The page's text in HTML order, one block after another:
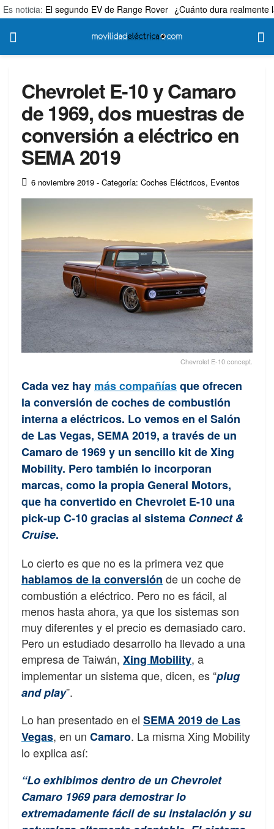
Es noticia: El segundo EV de Range Rover ¿Cuánto dura realmente
Chevrolet E-10 y Camaro
de 1969, dos muestras de
conversión a eléctrico en
SEMA 2019
6 noviembre 2019 - Categoría: Coches Eléctricos, Eventos
Chevrolet E-10 concept.
Cada vez hay más compañíasque ofrecen
la conversión de coches de combustión
interna a eléctricos. Lo vemos en el Salón
de Las Vegas, SEMA 2019, a través de un
Camaro de 1969 y un sencillo kit de Xing
Mobility. Pero también lo incorporan
marcas, como la propia General Motors,
que ha convertido en Chevrolet E-10 una
pick-up C-10 gracias al sistema Connect &
Cruise.
Lo cierto es que no es la primera vez que
hablamos de la conversión de un coche de
combustión a eléctrico. Pero no es fácil, al
menos hasta ahora, ya que los sistemas son
muy diferentes y el precio es demasiado caro.
Pero un estudiado desarrollo ha llevado a una
empresa de Taiwán, Xing Mobility, a
implementar un sistema que, dicen, es “plug
and play”.
Lo han presentado en el SEMA 2019 de Las
Vegas, en un Camaro. La misma Xing Mobility
lo explica así:
“Lo exhibimos dentro de un Chevrolet
Camaro 1969 para demostrar lo
extremadamente fácil de su instalación y su